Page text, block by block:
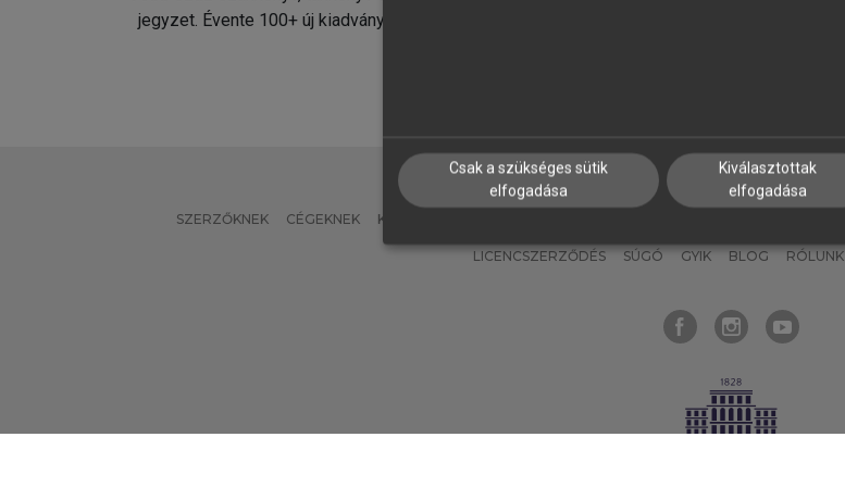
jegyzet. Évente 100+ új kiadvány.
SZERZŐKNEK CÉGEKNEK KÖNYVTÁROSOKNAK
LICENCSZERZŐDÉS SÚGÓ GYIK BLOG RÓLUNK
Csak a szükséges sütik
elfogadása
Kiválasztottak
elfogadása